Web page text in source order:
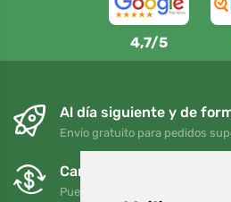
4,7/5
Al día siguiente y de
Envío gratuito para pedidos
Cambios y devoluciones
Puede devolver o cambiar su